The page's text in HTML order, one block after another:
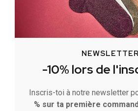
NEWSLETTER
-10% lors de
Inscris-toi à notre newsletter
% sur ta première